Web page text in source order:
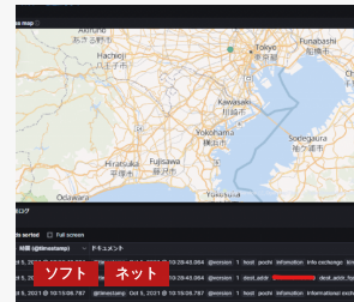
ソフト ネット